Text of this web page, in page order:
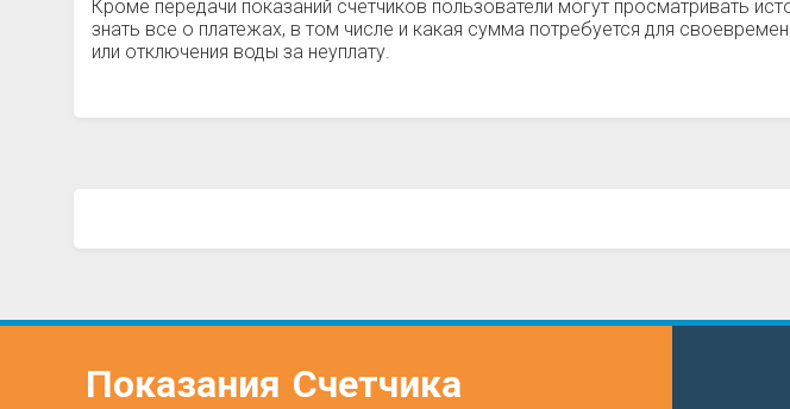
Кроме передачи показаний счетчиков пользователи могут просматривать
знать все о платежах, в том числе и какая сумма потребуется для
или отключения воды за неуплату.
Показания Счетчика